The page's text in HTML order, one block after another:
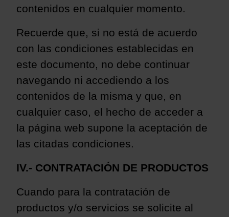
contenidos en cualquier momento.
Recuerde que, si no está de acuerdo
con las condiciones establecidas en
este documento, no debe continuar
navegando ni accediendo a los
contenidos de la misma y que, en
cualquier caso, el hecho de acceder a
la página web supone la aceptación de
las citadas condiciones.
IV.- CONTRATACIÓN DE PRODUCTOS
Cuando para la contratación de
productos y/o servicios se solicite al